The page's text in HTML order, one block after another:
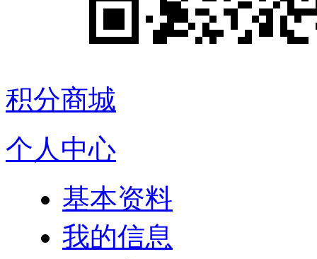
积分商城
个人中心
基本资料
我的信息